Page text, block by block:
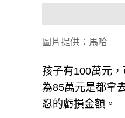
圖片提供：馬哈
孩子有100萬元
為85萬元是都拿
忍的虧損金額。